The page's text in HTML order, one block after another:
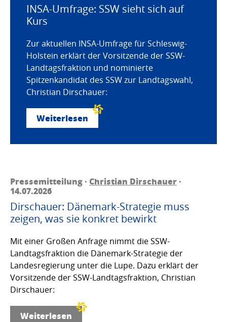
INSA-Umfrage: SSW sieht sich auf
Kurs
Zur aktuellen INSA-Umfrage für Schleswig-
Holstein erklärt der Vorsitzende der SSW-
Landtagsfraktion und nominierte
Spitzenkandidat des SSW zur Landtagswahl,
Christian Dirschauer:
Weiterlesen
Pressemitteilung · Christian Dirschauer·
14.07.2026
Dirschauer: Dänemark-Strategie muss
zeigen, was sie konkret bewirkt
Mit einer Großen Anfrage nimmt die SSW-
Landtagsfraktion die Dänemark-Strategie der
Landesregierung unter die Lupe. Dazu erklärt der
Vorsitzende der SSW-Landtagsfraktion, Christian
Dirschauer:
Weiterlesen